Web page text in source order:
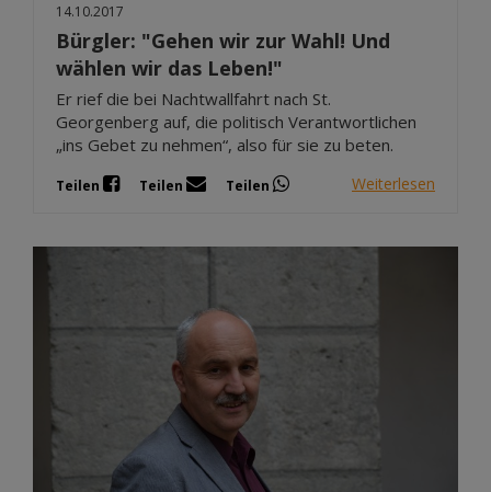
14.10.2017
Bürgler: "Gehen wir zur Wahl! Und
wählen wir das Leben!"
Er rief die bei Nachtwallfahrt nach St.
Georgenberg auf, die politisch Verantwortlichen
„ins Gebet zu nehmen“, also für sie zu beten.
Teilen Teilen Teilen Weiterlesen